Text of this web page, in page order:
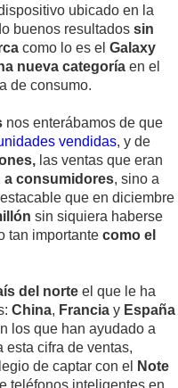
ubicado en la
buenos resultados sin
como lo es el Galaxy
nueva categoría en el
de consumo.
nos enterábamos de que
vendidas, y de
las ventas que eran
a consumidores, sino a
que en diciembre
sin siquiera haberse
tan importante como el
del norte el que le ha
China, Francia y España
los que han ayudado a
esta cifra de ventas,
de captar con el
Note
teléfonos inteligentes en